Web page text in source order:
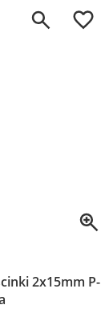
0
2x15mm P-